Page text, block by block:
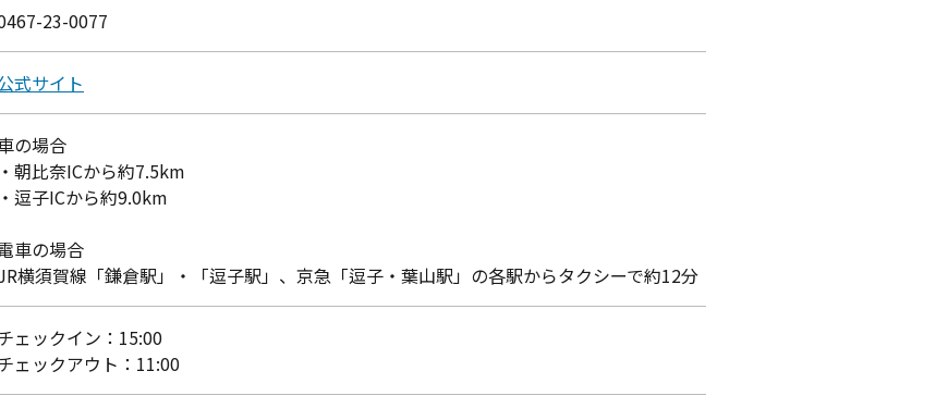
23-0077
式サイト
の場合
・朝比奈ICから約7.5km
・逗子ICから約9.0km
車の場合
横須賀線「鎌倉駅」・「逗子駅」、京急「逗子・葉山駅」の各駅からタクシーで約12分
ェックイン：15:00
ェックアウト：11:00